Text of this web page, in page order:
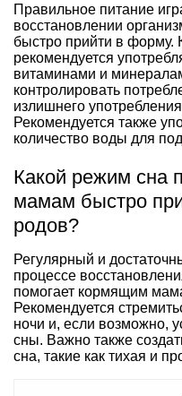
Правильное питание
восстановлении
быстро прийти в
рекомендуется
витаминами и
контролировать
излишнего
Рекомендуется также
количество воды для
Какой режим сна
мамам быстро
родов?
Регулярный и
процессе
помогает кормящим
Рекомендуется
ночи и, если возможно,
сны. Важно также
сна, такие как тихая и